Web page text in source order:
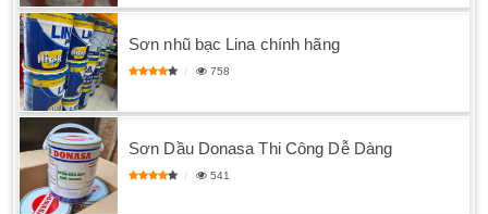
Sơn nhũ bạc Lina chính hãng
758
Sơn Dầu Donasa Thi Công Dễ Dàng
541